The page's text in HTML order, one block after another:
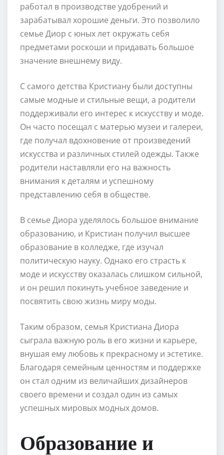
работал в производстве удобрений и
зарабатывал хорошие деньги. Это позволило
семье Диор с юных лет окружать себя
предметами роскоши и придавать большое
значение внешнему виду.
С самого детства Кристиану были доступны
самые модные и стильные вещи, а родители
поддерживали его интерес к искусству и моде.
Он часто посещал с матерью музеи и галереи,
где получал вдохновение от произведений
искусства и различных стилей одежды. Также
родители наставляли его на важность
внимания к деталям и успешному
представлению себя в обществе.
В семье Диора уделялось большое внимание
образованию, и Кристиан получил высшее
образование в колледже, где изучал
политическую науку. Однако его страсть к
моде и искусству оказалась слишком сильной,
и он решил покинуть учебное заведение и
посвятить свою жизнь миру моды.
Таким образом, семья Кристиана Диора
сыграла важную роль в его жизни и карьере,
внушая ему любовь к прекрасному и эстетике.
Благодаря семейным ценностям и поддержке
он стал одним из величайших дизайнеров
своего времени и создал один из самых
успешных мировых модных домов.
Образование и